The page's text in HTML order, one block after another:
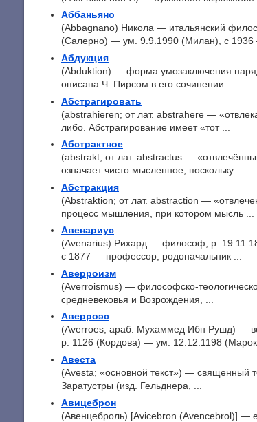
Аббаньяно
(Abbagnano) Никола — итальянский
(Салерно) — ум. 9.9.1990 (Милан), с
Абдукция
(Abduktion) — форма умозаключения
описана Ч. Пирсом в его сочинении ...
Абстрагировать
(abstrahieren; от лат. abstrahere —
либо. Абстрагирование имеет «тот ...
Абстрактное
(abstrakt; от лат. abstractus —
означает чисто мысленное, поскольку ...
Абстракция
(Abstraktion; от лат. abstraction —
процесс мышления, при котором мысль ...
Авенариус
(Avenarius) Рихард — философ; p.
с 1877 — профессор; родоначальник ...
Аверроизм
(Averroismus) — философско-
средневековья и Возрождения, ...
Аверроэс
(Averroes; араб. Мухаммед Ибн Рушд) —
р. 1126 (Кордова) — ум. 12.12.1198
Авеста
(Avesta; «основной текст») — священный
Заратустры (изд. Гельднера, ...
Авицеброн
(Авенцеброль) [Avicebron (Avencebrol)] —